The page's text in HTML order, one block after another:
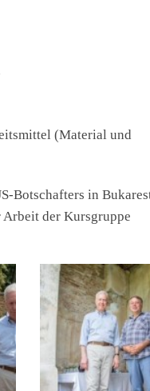
(Material und
Botschafters in
der Kursgruppe